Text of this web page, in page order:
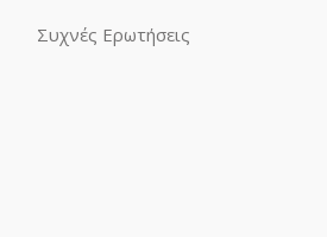
Συχνές Ερωτήσεις